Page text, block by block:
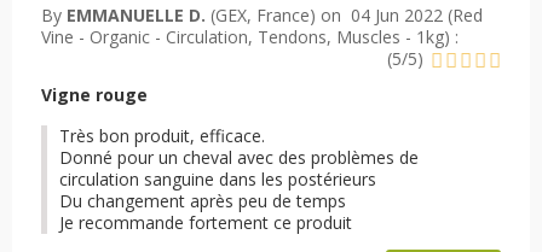
By EMMANUELLE D. (GEX, France) on 04 Jun 2022 (Red
Vine - Organic - Circulation, Tendons, Muscles - 1kg) :
(5/5)
Vigne rouge
Très bon produit, efficace.
Donné pour un cheval avec des problèmes de
circulation sanguine dans les postérieurs
Du changement après peu de temps
Je recommande fortement ce produit